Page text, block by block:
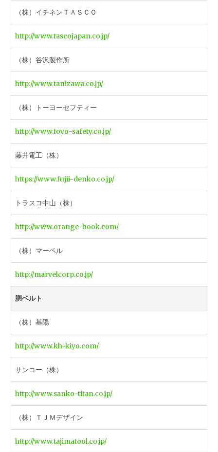
（株）イチネンＴＡＳＣＯ
http://www.tascojapan.co.jp/
（株）谷沢製作所
http://www.tanizawa.co.jp/
（株）トーヨーセフティー
http://www.toyo-safety.co.jp/
藤井電工（株）
https://www.fujii-denko.co.jp/
トラスコ中山（株）
http://www.orange-book.com/
（株）マーベル
http://marvelcorp.co.jp/
胴ベルト
（株）基陽
http://www.kh-kiyo.com/
サンコー（株）
http://www.sanko-titan.co.jp/
（株）ＴＪＭデザイン
http://www.tajimatool.co.jp/